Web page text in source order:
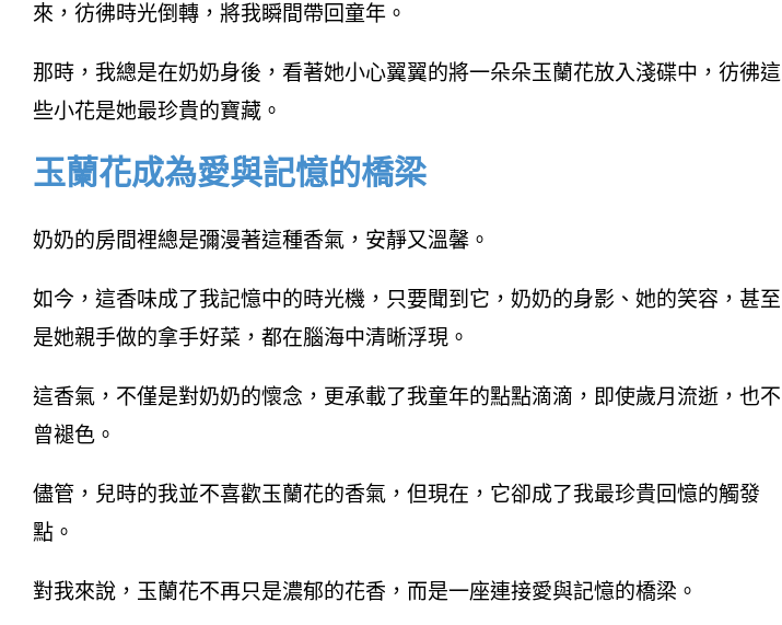
來，彷彿時光倒轉，將我瞬間帶回童年。
那時，我總是在奶奶身後，看著她小心翼翼的將一朵朵玉蘭花放入淺碟中，彷彿這
些小花是她最珍貴的寶藏。
玉蘭花成為愛與記憶的橋梁
奶奶的房間裡總是彌漫著這種香氣，安靜又溫馨。
如今，這香味成了我記憶中的時光機，只要聞到它，奶奶的身影、她的笑容，甚至
是她親手做的拿手好菜，都在腦海中清晰浮現。
這香氣，不僅是對奶奶的懷念，更承載了我童年的點點滴滴，即使歲月流逝，也不
曾褪色。
儘管，兒時的我並不喜歡玉蘭花的香氣，但現在，它卻成了我最珍貴回憶的觸發
點。
對我來說，玉蘭花不再只是濃郁的花香，而是一座連接愛與記憶的橋梁。